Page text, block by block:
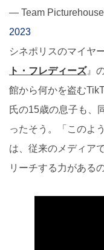
— Team
2023
シネポリスのマイヤ
ト・フレディーズ』
館から何かを盗む
氏の15歳の息子も、
ったそう。「このよ
は、従来のメディア
リーチする力がある